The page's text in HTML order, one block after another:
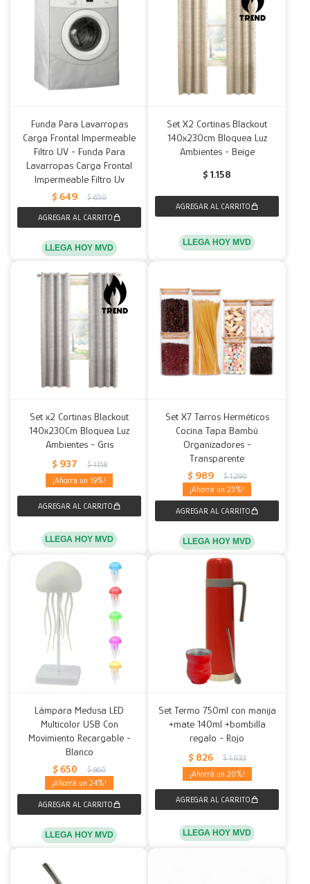
Funda Para Lavarropas
Carga Frontal Impermeable
Filtro UV - Funda Para
Lavarropas Carga Frontal
Impermeable Filtro Uv
$ 649 $ 650
LLEGA HOY MVD
Set X2 Cortinas Blackout
140x230cm Bloquea Luz
Ambientes - Beige
$ 1.158
LLEGA HOY MVD
Set x2 Cortinas Blackout
140x230Cm Bloquea Luz
Ambientes - Gris
$ 937 $ 1.158
19
LLEGA HOY MVD
Set X7 Tarros Herméticos
Cocina Tapa Bambú
Organizadores -
Transparente
$ 989 $ 1.290
23
LLEGA HOY MVD
Lámpara Medusa LED
Multicolor USB Con
Movimiento Recargable -
Blanco
$ 650 $ 860
24
LLEGA HOY MVD
Set Termo 750ml con manija
+mate 140ml +bombilla
regalo - Rojo
$ 826 $ 1.033
20
LLEGA HOY MVD